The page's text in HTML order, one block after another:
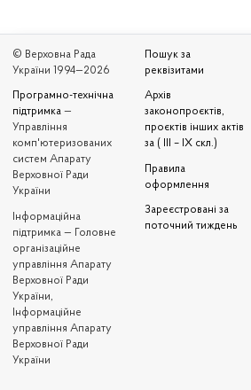
© Верховна Рада
України 1994—2026
Програмно-технічна
підтримка —
Управління
комп'ютеризованих
систем Апарату
Верховної Ради
України
Iнформаційна
підтримка — Головне
організаційне
управління Апарату
Верховної Ради
України,
Інформаційне
управління Апарату
Верховної Ради
України
Пошук за
реквізитами
Архів
законопроєктів,
проєктів інших актів
за ( III – IX скл.)
Правила
оформлення
Зареєстровані за
поточний тиждень